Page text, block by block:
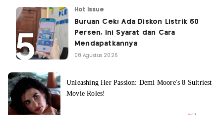
Hot Issue
Buruan Cek! Ada Diskon Listrik 50
Persen, Ini Syarat dan Cara
Mendapatkannya
08 Agustus 2026